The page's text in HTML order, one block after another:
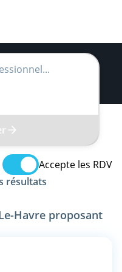
Maritime
Accepte les RDV
résultats